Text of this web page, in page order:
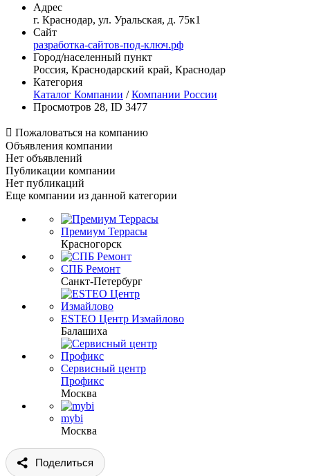
Адрес
г. Краснодар, ул. Уральская, д. 75к1
Сайт
разработка-сайтов-под-ключ.рф
Город/населенный пункт
Россия, Краснодарский край, Краснодар
Категория
Каталог Компании /Компании России
Просмотров 28, ID 3477
 Пожаловаться на компанию
Объявления компании
Нет объявлений
Публикации компании
Нет публикаций
Еще компании из данной категории
Премиум Террасы
Красногорск
СПБ Ремонт
Санкт-Петербург
ESTEO Центр Измайлово
Балашиха
Сервисный центр
Профикс
Москва
mybi
Москва
Поделиться